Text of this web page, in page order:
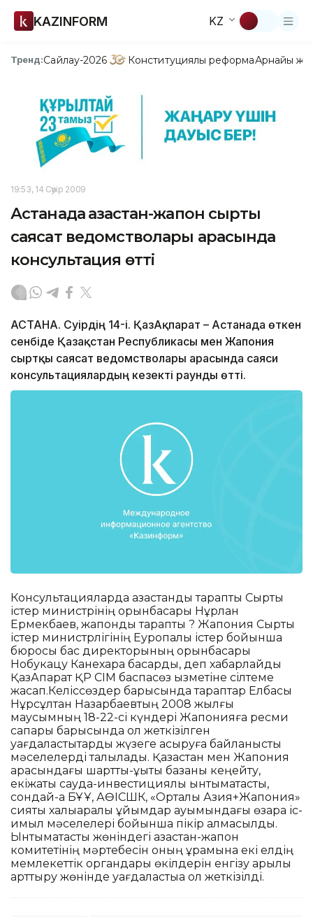
KAZINFORM KZ
Тренд:Сайлау-2026 Конституциялық реформаАрнайы
19:53, 14 Сәуір 2009
Астанада қазақстан-жапон сыртқы
саясат ведомстволары арасында
консультация өтті
АСТАНА. Сәуірдің 14-і. ҚазАқпарат – Астанада өткен
сенбіде Қазақстан Республикасы мен Жапония
сыртқы саясат ведомстволары арасында саяси
консультациялардың кезекті раунды өтті.
Консультацияларда қазақстандық тарапты Сыртқы
істер министрінің орынбасары Нұрлан
Ермекбаев, жапондық тарапты ? Жапония Сыртқы
істер министрлігінің Еуропалық істер бойынша
бюросы бас директорының орынбасары
Нобукацу Канехара басқарды, деп хабарлайды
ҚазАқпарат ҚР СІМ баспасөз қызметіне сілтеме
жасап.Келіссөздер барысында тараптар Елбасы
Нұрсұлтан Назарбаевтың 2008 жылғы
маусымның 18-22-сі күндері Жапонияға ресми
сапары барысында қол жеткізілген
уағдаластықтарды жүзеге асыруға байланысты
мәселелерді талқылады. Қазақстан мен Жапония
арасындағы шарттық-құқықтық базаны кеңейту,
екіжақты сауда-инвестициялық ынтымақтастық,
сондай-ақ БҰҰ, АӨІСШК, «Орталық Азия+Жапония»
сияқты халықаралық ұйымдар ауқымындағы өзара іс-
қимыл мәселелері бойынша пікір алмасылды.
Ынтымақтастық жөніндегі қазақстан-жапон
комитетінің мәртебесін оның құрамына екі елдің
мемлекеттік органдары өкілдерін енгізу арқылы
арттыру жөнінде уағдаластыққа қол жеткізілді.